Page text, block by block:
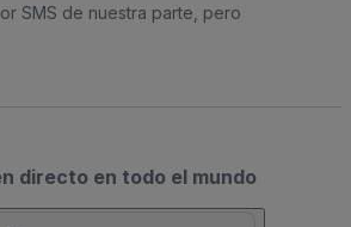
SMS de nuestra parte, pero
directo en todo el mundo